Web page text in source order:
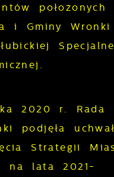
położonych
i Gminy
2020 r. Rada
podjęła
Strategii
na lata 2021-
wszystkich
Twoich
dotyczących
internetowej.
pojawić się na
Firmy te
postaci